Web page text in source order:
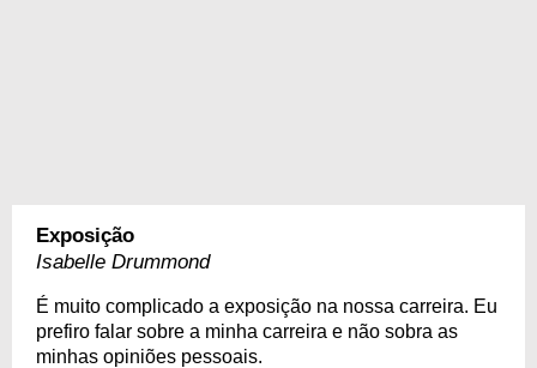
Exposição
Isabelle Drummond
É muito complicado a exposição na nossa carreira. Eu
prefiro falar sobre a minha carreira e não sobra as
minhas opiniões pessoais.